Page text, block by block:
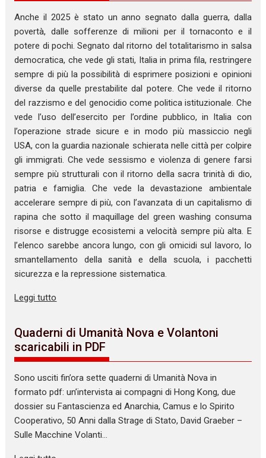
Anche il 2025 è stato un anno segnato dalla guerra, dalla
povertà, dalle sofferenze di milioni per il tornaconto e il
potere di pochi. Segnato dal ritorno del totalitarismo in salsa
democratica, che vede gli stati, Italia in prima fila, restringere
sempre di più la possibilità di esprimere posizioni e opinioni
diverse da quelle prestabilite dal potere. Che vede il ritorno
del razzismo e del genocidio come politica istituzionale. Che
vede l’uso dell’esercito per l’ordine pubblico, in Italia con
l’operazione strade sicure e in modo più massiccio negli
USA, con la guardia nazionale schierata nelle città per colpire
gli immigrati. Che vede sessismo e violenza di genere farsi
sempre più strutturali con il ritorno della sacra trinità di dio,
patria e famiglia. Che vede la devastazione ambientale
accelerare sempre di più, con l’avanzata di un capitalismo di
rapina che sotto il maquillage del green washing consuma
risorse e distrugge ecosistemi a velocità sempre più alta. E
l’elenco sarebbe ancora lungo, con gli omicidi sul lavoro, lo
smantellamento della sanità e della scuola, i pacchetti
sicurezza e la repressione sistematica.
Leggi tutto
Quaderni di Umanità Nova e Volantoni
scaricabili in PDF
Sono usciti fin’ora sette quaderni di Umanità Nova in
formato pdf: un’intervista ai compagni di Hong Kong, due
dossier su Fantascienza ed Anarchia, Camus e lo Spirito
Cooperativo, 50 Anni dalla Strage di Stato, David Graeber –
Sulle Macchine Volanti…